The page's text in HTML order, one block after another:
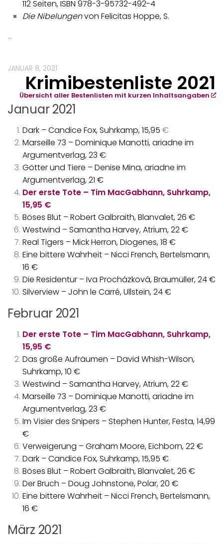
112 Seiten, ISBN 978-3-95732-492-4
Die Nibelungenvon Felicitas Hoppe, S.
…
JANUAR 8, 2021
Krimibestenliste 2021
Übersicht aller Bestenlisten mit kurzen Inhaltsangaben
Januar 2021
Dark – Candice Fox, Suhrkamp, 15,95 €
Marseille 73 – Dominique Manotti, ariadne im
Argumentverlag, 23 €
Götter und Tiere – Denise Mina, ariadne im
Argumentverlag, 21 €
Der erste Tote – Tim MacGabhann, Suhrkamp,
15,95 €
Böses Blut – Robert Galbraith, Blanvalet, 26 €
Westwind – Samantha Harvey, Atrium, 22 €
Real Tigers – Mick Herron, Diogenes, 18 €
Eine bittere Wahrheit – Nicci French, Bertelsmann,
16 €
Die Residentur – Iva Procházková, Braumüller, 24 €
Silverview – John le Carré, Ullstein, 24 €
Februar 2021
Der erste Tote – Tim MacGabhann, Suhrkamp,
15,95 €
Das große Aufräumen – David Whish-Wilson,
Suhrkamp, 10 €
Westwind – Samantha Harvey, Atrium, 22 €
Marseille 73 – Dominique Manotti, ariadne im
Argumentverlag, 23 €
Im Visier des Snipers – Stephen Hunter, Festa, 14,99
€
Verweigerung – Graham Moore, Eichborn, 22 €
Dark – Candice Fox, Suhrkamp, 15,95 €
Böses Blut – Robert Galbraith, Blanvalet, 26 €
Der Bruch – Doug Johnstone, Polar, 20 €
Eine bittere Wahrheit – Nicci French, Bertelsmann,
16 €
März 2021